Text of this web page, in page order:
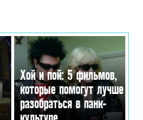
Хой и пой: 5 фильмов,
которые помогут лучше
разобраться в панк-